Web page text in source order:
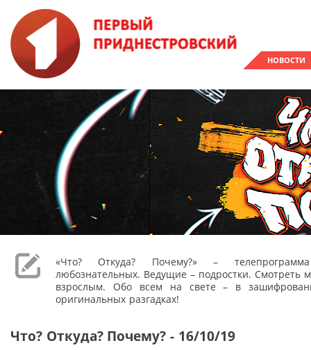
НОВОСТИ
«Что? Откуда? Почему?» –
любознательных. Ведущие – подростки. Смотреть
взрослым. Обо всем на свете – в
оригинальных разгадках!
Что? Откуда? Почему? - 16/10/19